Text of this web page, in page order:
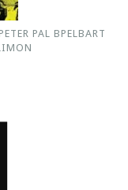
PAL BPELBART